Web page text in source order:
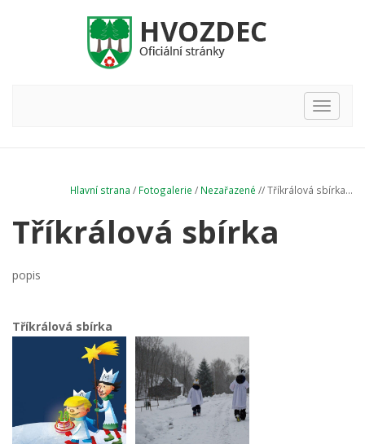
Hlavní
nabídka
Hlavní strana / Fotogalerie / Nezařazené // Tříkrálová sbírka...
Tříkrálová sbírka
popis
Tříkrálová sbírka